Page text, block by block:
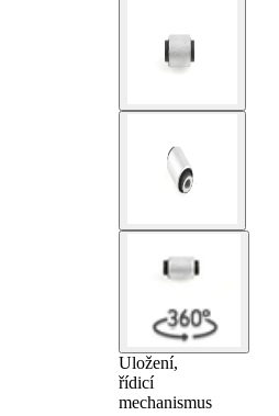
Uložení,
řídicí
mechanismus